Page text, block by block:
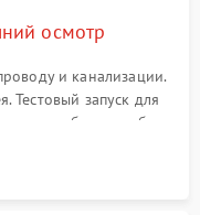
осмотр
и канализации.
Тестовый запуск для
или сбоев в работе